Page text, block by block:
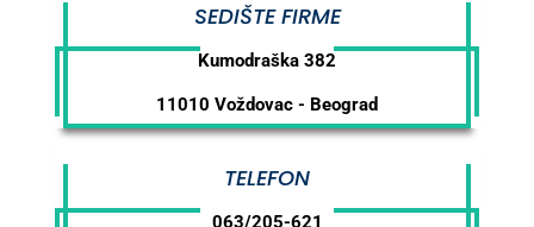
SEDIŠTE FIRME
Kumodraška 382
11010 Voždovac - Beograd
TELEFON
063/205-621